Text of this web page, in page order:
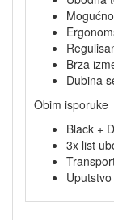
Brza
Dubina
Obim isporuke
Black +
3x list